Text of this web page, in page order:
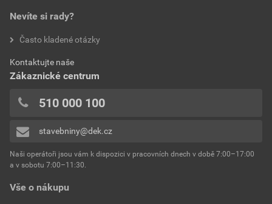
Vše o nákupu
Nevíte si rady?
Často kladené otázky
Kontaktujte naše
Zákaznické centrum
510 000 100
stavebniny@dek.cz
Naši operátoři jsou vám k dispozici v pracovních dnech v době 7:00–17:00
a v sobotu 7:00–11:30.